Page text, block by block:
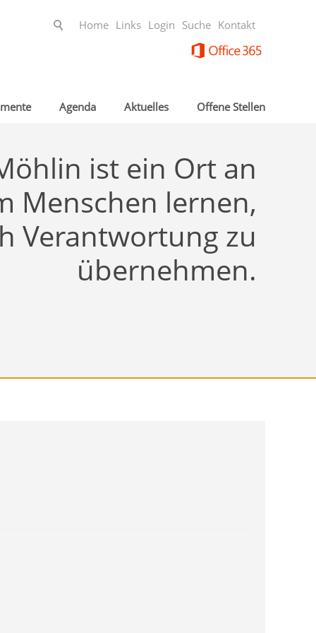
Home Links Login Suche Kontakt
Agenda Aktuelles Offene Stellen
ist ein Ort an
Menschen lernen,
Verantwortung zu
übernehmen.